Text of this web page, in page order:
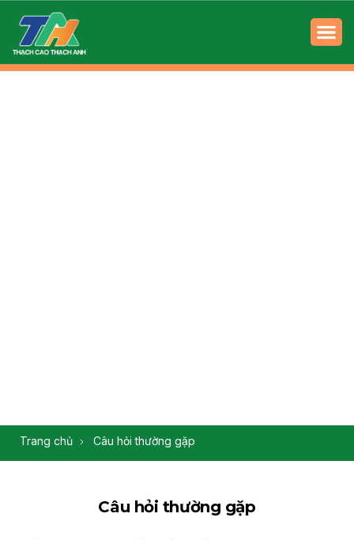
Trang chủ Câu hỏi thường gặp
Câu hỏi thường gặp